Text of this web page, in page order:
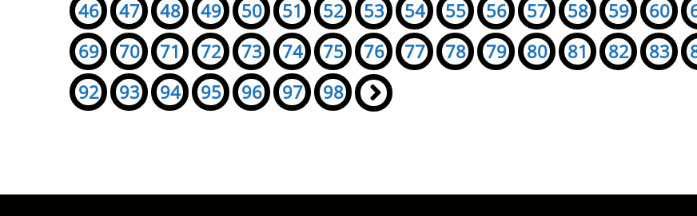
46
47 48 49 50 51 52 53 54 55 56 57 58 59 60
69
70 71 72 73 74 75 76 77 78 79 80 81 82 83
92
93 94 95 96 97 98 »